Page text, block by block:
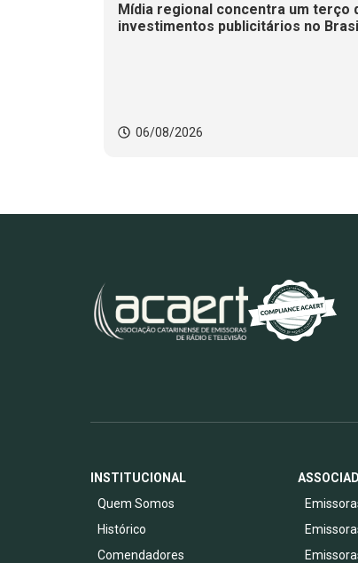
Mídia regional concentra um terço
investimentos publicitários no Brasil
06/08/2026
INSTITUCIONAL
Quem Somos
Histórico
Comendadores